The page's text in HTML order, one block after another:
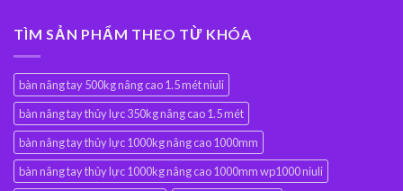
TÌM SẢN PHẨM THEO TỪ KHÓA
bàn nâng tay 500kg nâng cao 1.5 mét niuli
bàn nâng tay thủy lực 350kg nâng cao 1.5 mét
bàn nâng tay thủy lực 1000kg nâng cao 1000mm
bàn nâng tay thủy lực 1000kg nâng cao 1000mm wp1000 niuli